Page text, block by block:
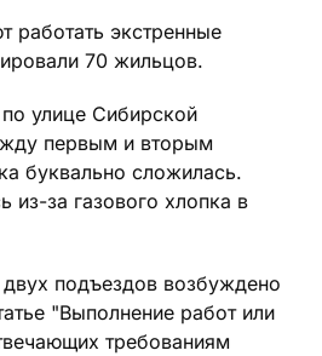
работать экстренные
70 жильцов.
улице Сибирской
первым и вторым
буквально сложилась.
из-за газового хлопка в
подъездов возбуждено
"Выполнение работ или
требованиям